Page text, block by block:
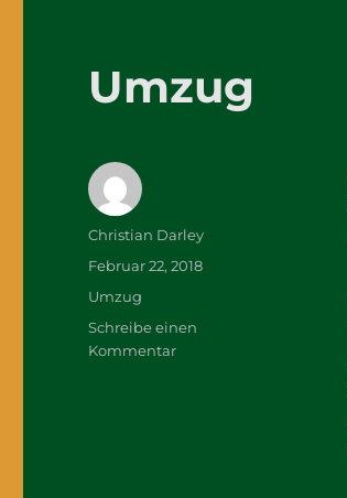
Umzug
Autor
Christian Darley
Veröffentlicht
Februar 22, 2018
Kategorien
Umzug
Schreibe einen
Kommentarzu